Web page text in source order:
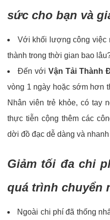
sức cho bạn và
Với khối lượng công việc
thành trong thời gian bao
Đến với Vận Tải Thành
vòng 1 ngày hoặc sớm hơn
Nhân viên trẻ khỏe, có tay
thực tiễn cộng thêm các
dời đồ đạc dễ dàng và
Giảm tối đa chi
quá trình chuyển
Ngoài chi phí đã thống